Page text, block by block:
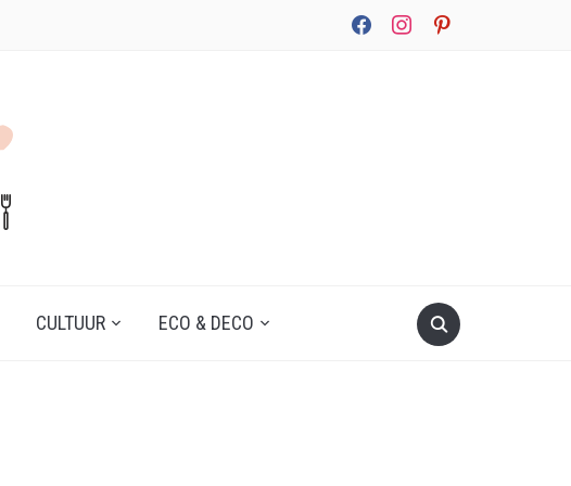
facebookinstagrampinterest
CULTUUR ECO & DECO